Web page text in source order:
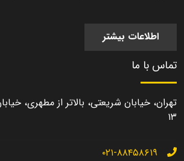
اطلاعات بیشتر
تماس با ما
تهران، خیابان شریعتی، بالاتر از مطهری،
۱۳
۰۲۱-۸۸۴۵۸۶۱۹